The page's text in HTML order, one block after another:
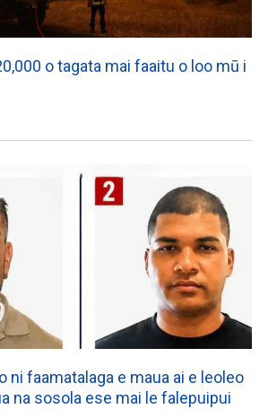
o tagata mai faaitu o loo mū i
ni faamatalaga e maua ai e leoleo
na sosola ese mai le falepuipui